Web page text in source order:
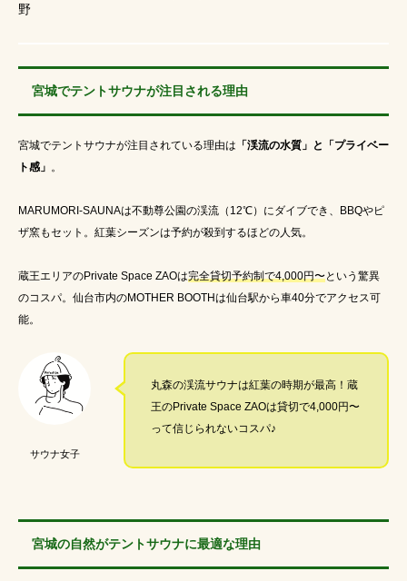
激辛 日帰りサ活 都内から車で1時間
アウトドア女子持ち物 テントサウナ持ち物
恥ずかしい アウトドア日焼け対策
サウナパラダイス サ活女子
テントサウナの服装 saunahat
ラッシュガードかわいい
コンビニで買えるサウナ飯 冬サ活
テントサウナ安全対策 なぜ被る
野
宮城でテントサウナが注目される理由
宮城でテントサウナが注目されている理由は 「渓流の水質」と「プライベー
ト感」 。
MARUMORI-SAUNAは不動尊公園の渓流（12℃）にダイブでき、BBQやピ
ザ窯もセット。紅葉シーズンは予約が殺到するほどの人気。
蔵王エリアのPrivate Space ZAOは完全貸切予約制で4,000円〜という驚異
のコスパ。仙台市内のMOTHER BOOTHは仙台駅から車40分でアクセス可
能。
サウナ女子
丸森の渓流サウナは紅葉の時期が最高！蔵
王のPrivate Space ZAOは貸切で4,000円〜
って信じられないコスパ♪
宮城の自然がテントサウナに最適な理由